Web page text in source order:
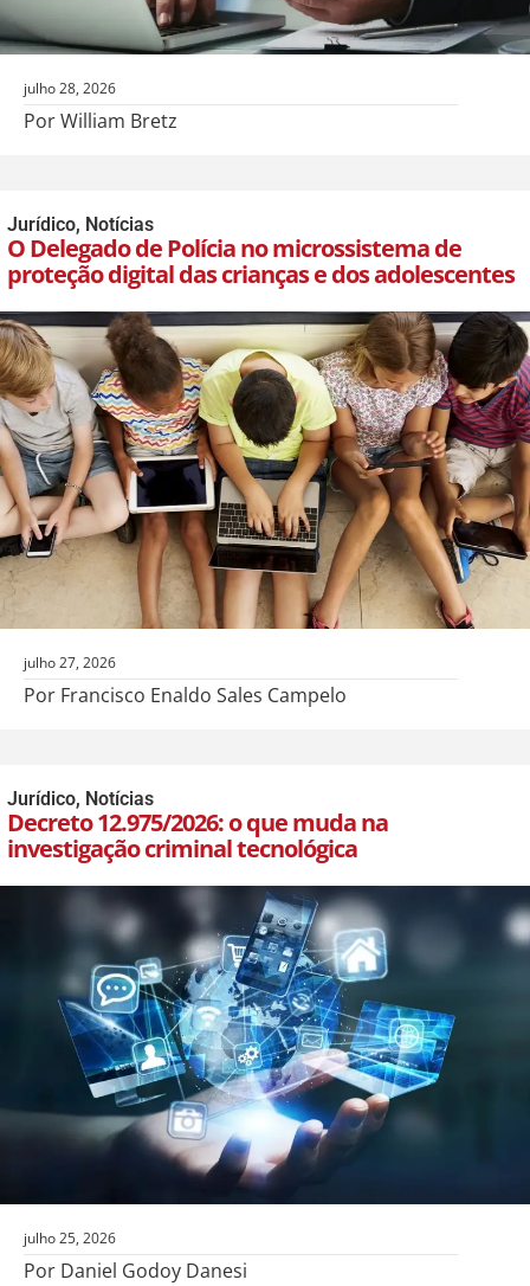
julho 28, 2026
Por William Bretz
Jurídico, Notícias
O Delegado de Polícia no microssistema de
proteção digital das crianças e dos adolescentes
julho 27, 2026
Por Francisco Enaldo Sales Campelo
Jurídico, Notícias
Decreto 12.975/2026: o que muda na
investigação criminal tecnológica
julho 25, 2026
Por Daniel Godoy Danesi